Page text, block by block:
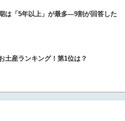
は「5年以上」が最多―9割が回答した
土産ランキング！第1位は？